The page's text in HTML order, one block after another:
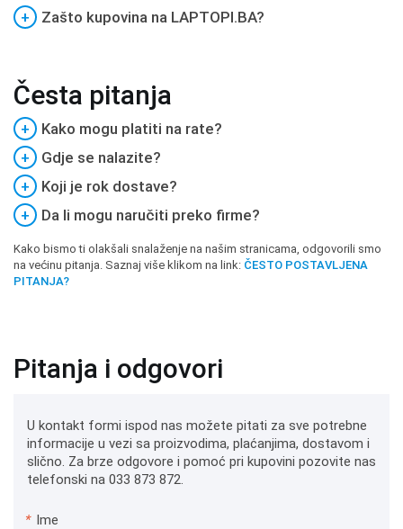
+
Zašto kupovina na LAPTOPI.BA?
Česta pitanja
+
Kako mogu platiti na rate?
+
Gdje se nalazite?
+
Koji je rok dostave?
+
Da li mogu naručiti preko firme?
Kako bismo ti olakšali snalaženje na našim stranicama, odgovorili smo
na većinu pitanja. Saznaj više klikom na link: ČESTO POSTAVLJENA
PITANJA?
Pitanja i odgovori
U kontakt formi ispod nas možete pitati za sve potrebne
informacije u vezi sa proizvodima, plaćanjima, dostavom i
slično. Za brze odgovore i pomoć pri kupovini pozovite nas
telefonski na 033 873 872.
* Ime